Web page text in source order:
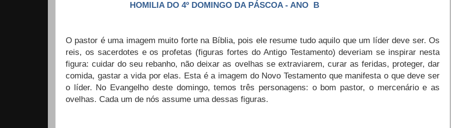
HOMILIA DO 4º DOMINGO DA PÁSCOA - ANO B
O pastor é uma imagem muito forte na Bíblia, pois ele resume tudo aquilo que um líder deve ser. Os
reis, os sacerdotes e os profetas (figuras fortes do Antigo Testamento) deveriam se inspirar nesta
figura: cuidar do seu rebanho, não deixar as ovelhas se extraviarem, curar as feridas, proteger, dar
comida, gastar a vida por elas. Esta é a imagem do Novo Testamento que manifesta o que deve ser
o líder. No Evangelho deste domingo, temos três personagens: o bom pastor, o mercenário e as
ovelhas. Cada um de nós assume uma dessas figuras.